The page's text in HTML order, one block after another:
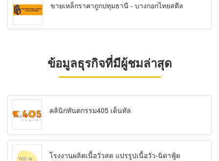
ขายเหล็กราคาถูกปทุมธานี - บางกอกไทยสตีล
ข้อมูลธุรกิจที่มีผู้ชมล่าสุด
คลินิกทันตกรรม405 เด็นทัล
โรงงานผลิตเนื้อวัวสด แปรรูปเนื้อวัว-นิดาฟู้ด